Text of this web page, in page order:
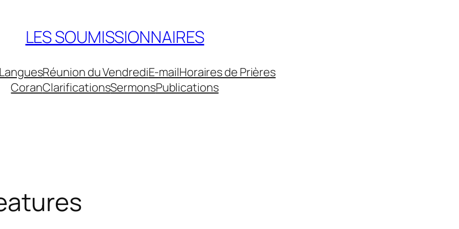
LES SOUMISSIONNAIRES
LanguesRéunion du VendrediE-mailHoraires de Prières
CoranClarificationsSermonsPublications